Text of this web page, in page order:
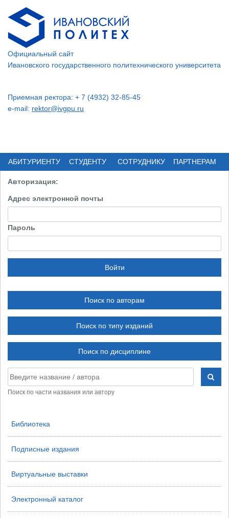
Официальный сайт
Ивановского государственного политехнического университета
Приемная ректора: + 7 (4932) 32-85-45
e-mail: rektor@ivgpu.ru
АБИТУРИЕНТУ СТУДЕНТУ СОТРУДНИКУ ПАРТНЕРАМ
Авторизация:
Адрес электронной почты
Пароль
Поиск по авторам
Поиск по типу изданий
Поиск по дисциплине
Поиск по части названия или автору
Библиотека
Подписные издания
Виртуальные выставки
Электронный каталог